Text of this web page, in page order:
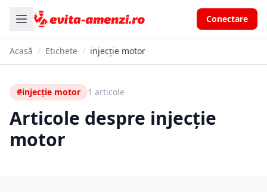
Conectare
Acasă / Etichete / injecție motor
#injecție motor 1 articole
Articole despre injecție
motor